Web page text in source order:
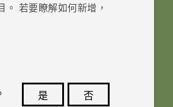
。 若要瞭解如何新增，
是
否